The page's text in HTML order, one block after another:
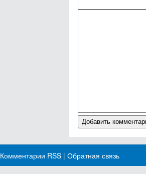
Комментарии RSS | Обратная связь